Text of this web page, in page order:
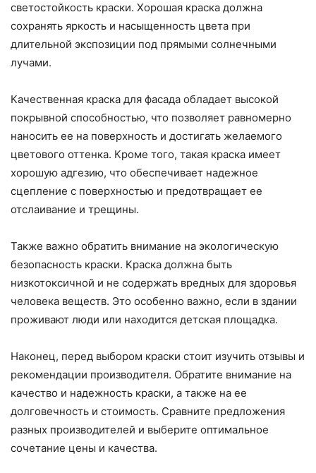
светостойкость краски. Хорошая краска должна
сохранять яркость и насыщенность цвета при
длительной экспозиции под прямыми солнечными
лучами.
Качественная краска для фасада обладает высокой
покрывной способностью, что позволяет равномерно
наносить ее на поверхность и достигать желаемого
цветового оттенка. Кроме того, такая краска имеет
хорошую адгезию, что обеспечивает надежное
сцепление с поверхностью и предотвращает ее
отслаивание и трещины.
Также важно обратить внимание на экологическую
безопасность краски. Краска должна быть
низкотоксичной и не содержать вредных для здоровья
человека веществ. Это особенно важно, если в здании
проживают люди или находится детская площадка.
Наконец, перед выбором краски стоит изучить отзывы и
рекомендации производителя. Обратите внимание на
качество и надежность краски, а также на ее
долговечность и стоимость. Сравните предложения
разных производителей и выберите оптимальное
сочетание цены и качества.